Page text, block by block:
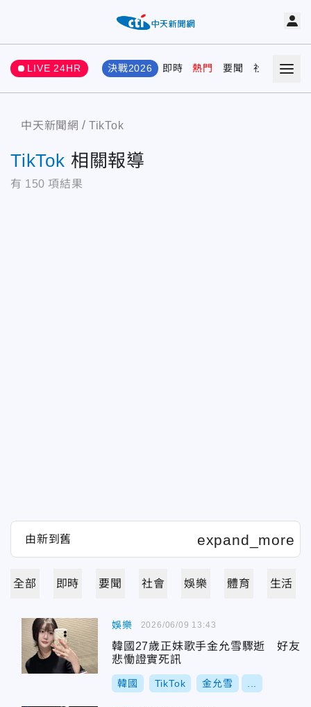
LIVE 24HR 決戰2026 即時 熱門 要聞 社會 娛樂
中天新聞網 TikTok
TikTok 相關報導
有 150 項結果
全部 即時 要聞 社會 娛樂 體育 生活
娛樂
韓國27歲正妹歌手金允雪驟逝 好友
悲慟證實死訊
韓國 TikTok 金允雪
2026/06/09 13:43